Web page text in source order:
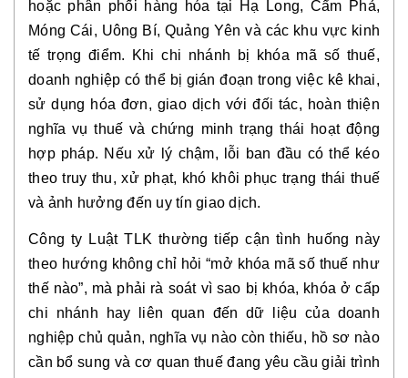
hoặc phân phối hàng hóa tại Hạ Long, Cẩm Phả,
Móng Cái, Uông Bí, Quảng Yên và các khu vực kinh
tế trọng điểm. Khi chi nhánh bị khóa mã số thuế,
doanh nghiệp có thể bị gián đoạn trong việc kê khai,
sử dụng hóa đơn, giao dịch với đối tác, hoàn thiện
nghĩa vụ thuế và chứng minh trạng thái hoạt động
hợp pháp. Nếu xử lý chậm, lỗi ban đầu có thể kéo
theo truy thu, xử phạt, khó khôi phục trạng thái thuế
và ảnh hưởng đến uy tín giao dịch.
Công ty Luật TLK thường tiếp cận tình huống này
theo hướng không chỉ hỏi “mở khóa mã số thuế như
thế nào”, mà phải rà soát vì sao bị khóa, khóa ở cấp
chi nhánh hay liên quan đến dữ liệu của doanh
nghiệp chủ quản, nghĩa vụ nào còn thiếu, hồ sơ nào
cần bổ sung và cơ quan thuế đang yêu cầu giải trình